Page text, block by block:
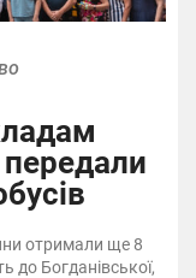
отримали ще 8
до Богданівської,